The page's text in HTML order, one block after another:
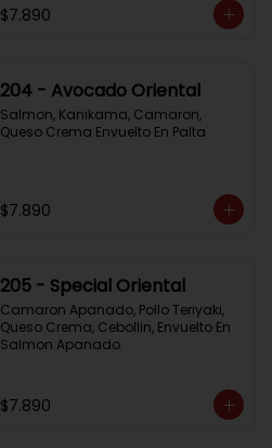
$7.890
204 - Avocado Oriental
Salmon, Kanikama, Camaron,
Queso Crema Envuelto En Palta
$7.890
205 - Special Oriental
Camaron Apanado, Pollo Teriyaki,
Queso Crema, Cebollin, Envuelto En
Salmon Apanado
$7.890